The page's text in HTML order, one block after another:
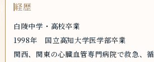
経歴
白陵中学・高校卒業
1998年 国立高知大学医学部卒業
関西、関東の心臓血管専門病院で救急、循